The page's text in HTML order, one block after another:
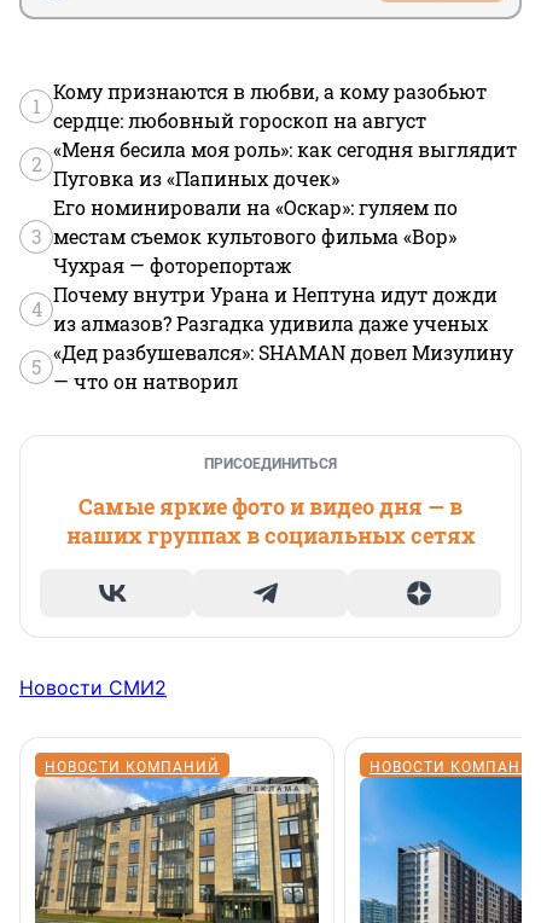
1
Кому признаются в любви, а кому разобьют
сердце: любовный гороскоп на август
2
«Меня бесила моя роль»: как сегодня выглядит
Пуговка из «Папиных дочек»
3
Его номинировали на «Оскар»: гуляем по
местам съемок культового фильма «Вор»
Чухрая — фоторепортаж
4
Почему внутри Урана и Нептуна идут дожди
из алмазов? Разгадка удивила даже ученых
5
«Дед разбушевался»: SHAMAN довел Мизулину
— что он натворил
ПРИСОЕДИНИТЬСЯ
Самые яркие фото и видео дня — в
наших группах в социальных сетях
Новости СМИ2
НОВОСТИ КОМПАНИЙ НОВОСТИ